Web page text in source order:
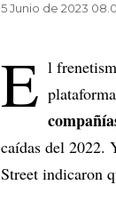
5 Junio de 2023
E l
caídas del 2022.
Street indicaron